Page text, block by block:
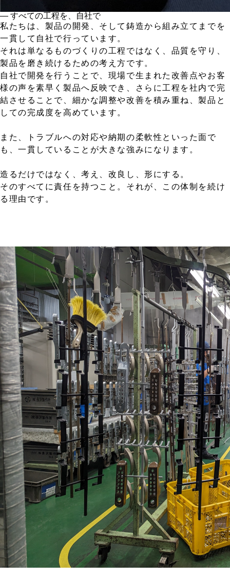
― すべての工程を、自社で
私たちは、製品の開発、そして鋳造から組み立てまでを
一貫して自社で行っています。
それは単なるものづくりの工程ではなく、品質を守り、
製品を磨き続けるための考え方です。
自社で開発を行うことで、現場で生まれた改善点やお客
様の声を素早く製品へ反映でき、さらに工程を社内で完
結させることで、細かな調整や改善を積み重ね、製品と
しての完成度を高めています。
また、トラブルへの対応や納期の柔軟性といった面で
も、一貫していることが大きな強みになります。
造るだけではなく、考え、改良し、形にする。
そのすべてに責任を持つこと。それが、この体制を続け
る理由です。